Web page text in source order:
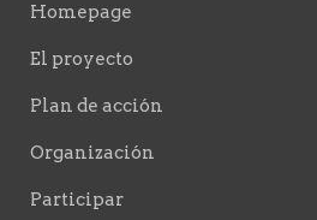
Homepage
El proyecto
Plan de acción
Organización
Participar